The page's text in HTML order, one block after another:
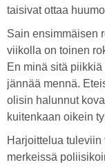
taisivat ottaa
Sain ensimmäisen
viikolla on toinen
En minä sitä
jännää mennä.
olisin halunnut
kuitenkaan oikein
Harjoittelua
merkeissä